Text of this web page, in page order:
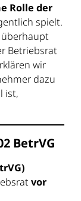
Rolle der
spielt.
Betriebsrat
wir
dazu
ist,
BetrVG
vor